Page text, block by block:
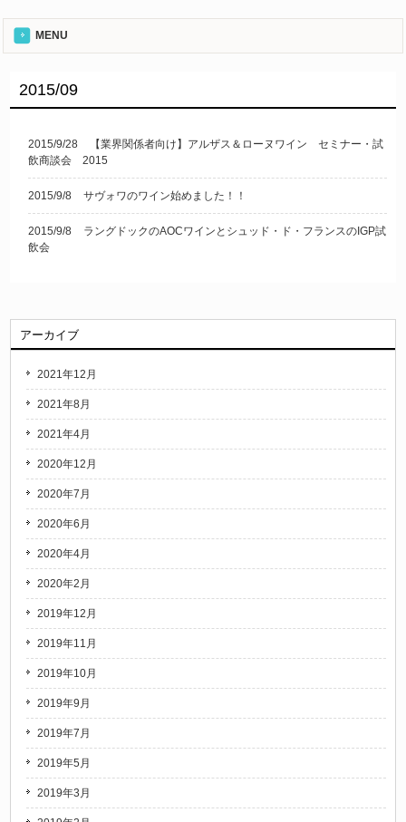
MENU
2015/09
2015/9/28
【業界関係者向け】アルザス＆ローヌワイン セミナー・試
飲商談会 2015
2015/9/8 サヴォワのワイン始めました！！
2015/9/8
ラングドックのAOCワインとシュッド・ド・フランスのIGP試
飲会
アーカイブ
2021年12月
2021年8月
2021年4月
2020年12月
2020年7月
2020年6月
2020年4月
2020年2月
2019年12月
2019年11月
2019年10月
2019年9月
2019年7月
2019年5月
2019年3月